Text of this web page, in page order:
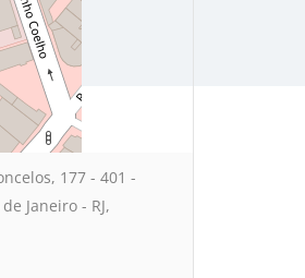
177 - 401 -
Janeiro - RJ,